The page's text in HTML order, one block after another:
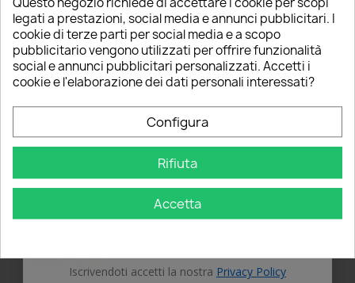
1 starstar_borderstar_borderstar_borderstar_border (0)
edit Scrivi una recensione
4
legati a prestazioni, social media e annunci pubblicitari. I
cookie di terze parti per social media e a scopo
pubblicitario vengono utilizzati per offrire funzionalità
social e annunci pubblicitari personalizzati. Accetti i
cookie e l'elaborazione dei dati personali interessati?
Configura
Rifiuta
Accetta
5% PER TE!
Inserisci la tua email qui sotto per ricevere il
5% DI SCONTOsul tuo primo ordine!
Nome
OTTIENI IL 5%
Iscrivendoti accetti la nostra Privacy Policy